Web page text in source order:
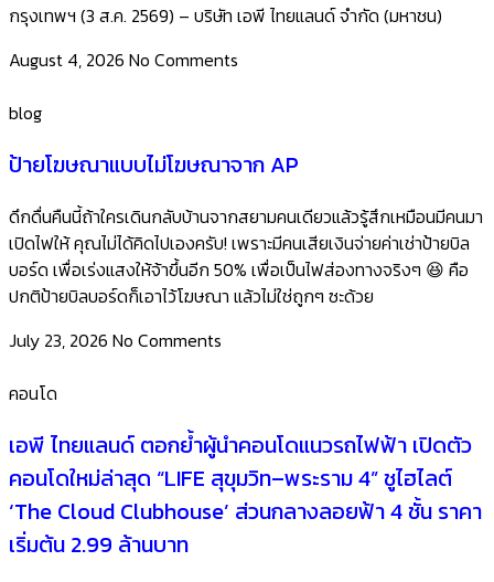
กรุงเทพฯ (3 ส.ค. 2569) – บริษัท เอพี ไทยแลนด์ จำกัด (มหาชน)
August 4, 2026 No Comments
blog
ป้ายโฆษณาแบบไม่โฆษณาจาก AP
ดึกดื่นคืนนี้ถ้าใครเดินกลับบ้านจากสยามคนเดียวแล้วรู้สึกเหมือนมีคนมา
เปิดไฟให้ คุณไม่ได้คิดไปเองครับ! เพราะมีคนเสียเงินจ่ายค่าเช่าป้ายบิล
บอร์ด เพื่อเร่งแสงให้จ้าขึ้นอีก 50% เพื่อเป็นไฟส่องทางจริงๆ 😆 คือ
ปกติป้ายบิลบอร์ดก็เอาไว้โฆษณา แล้วไม่ใช่ถูกๆ ซะด้วย
July 23, 2026 No Comments
คอนโด
เอพี ไทยแลนด์ ตอกย้ำผู้นำคอนโดแนวรถไฟฟ้า เปิดตัว
คอนโดใหม่ล่าสุด “LIFE สุขุมวิท–พระราม 4” ชูไฮไลต์
‘The Cloud Clubhouse’ ส่วนกลางลอยฟ้า 4 ชั้น ราคา
เริ่มต้น 2.99 ล้านบาท